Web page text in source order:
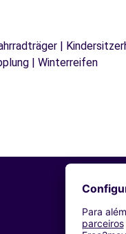
|
| Winterreifen